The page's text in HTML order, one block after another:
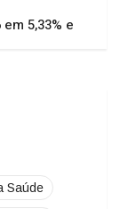
5,33% e
Saúde